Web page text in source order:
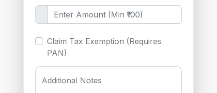
Claim Tax Exemption (Requires
PAN)
Additional Notes